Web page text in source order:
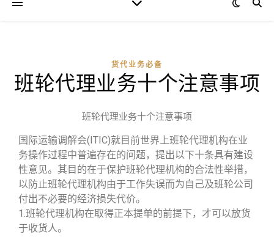
货代业务必备
班轮代理业务十个注意事项
班轮代理业务十个注意事项
国际运输调解会(ITIC)就目前世界上班轮代理机构在业
务操作过程中普遍存在的问题，提出以下十条具有建设
性意见。其目的在于保护班轮代理机构的合法性举措，
以防止班轮代理机构由于工作失误而为自己及班轮公司
付出不必要的经济损失代价。
1.班轮代理机构在取得正本提单的前提下，才可以放货
于收货人。